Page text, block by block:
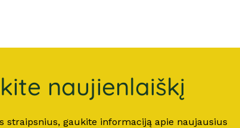
naujienlaiškį
straipsnius, gaukite informaciją apie naujausius